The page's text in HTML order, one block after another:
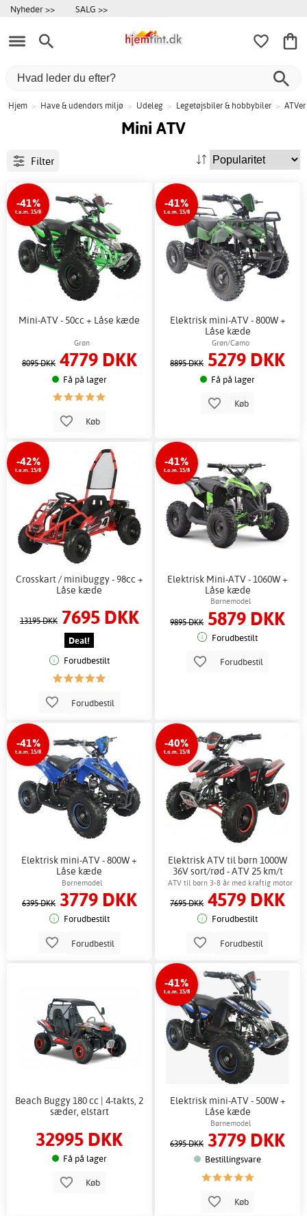
Nyheder >> SALG >>
Hjem > Have & udendørs miljø > Udeleg > Legetøjsbiler & hobbybiler > ATVer
Mini ATV
Filter
-41%
t.o.m. 15/8
Mini-ATV - 50cc + Låse kæde
Grøn
8095 DKK 4779 DKK
Få på lager
Køb
-41%
t.o.m. 15/8
Elektrisk mini-ATV - 800W +
Låse kæde
Grøn/Camo
8895 DKK 5279 DKK
Få på lager
Køb
-42%
t.o.m. 15/8
Crosskart / minibuggy - 98cc +
Låse kæde
13195 DKK 7695 DKK
Deal!
Forudbestilt
Forudbestil
-41%
t.o.m. 15/8
Elektrisk Mini-ATV - 1060W +
Låse kæde
Børnemodel
9895 DKK 5879 DKK
Forudbestilt
Forudbestil
-41%
t.o.m. 15/8
Elektrisk mini-ATV - 800W +
Låse kæde
Børnemodel
6395 DKK 3779 DKK
Forudbestilt
Forudbestil
-40%
t.o.m. 15/8
Elektrisk ATV til børn 1000W
36V sort/rød - ATV 25 km/t
skivebremse + Låse kæde
ATV til børn 3-8 år med kraftig motor
7695 DKK 4579 DKK
Forudbestilt
Forudbestil
Beach Buggy 180 cc | 4-takts, 2
sæder, elstart
32995 DKK
Få på lager
Køb
-41%
t.o.m. 15/8
Elektrisk mini-ATV - 500W +
Låse kæde
Børnemodel
6395 DKK 3779 DKK
Bestillingsvare
Køb